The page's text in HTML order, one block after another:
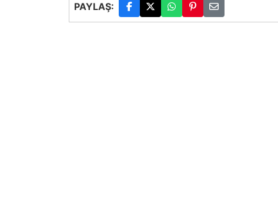
PAYLAŞ: